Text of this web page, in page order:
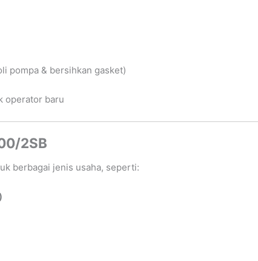
pompa & bersihkan gasket)
operator baru
2SB
berbagai jenis usaha, seperti: